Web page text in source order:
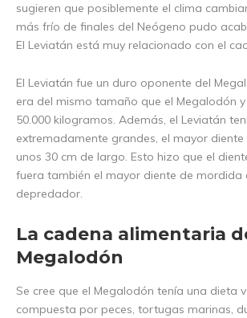
sugieren que posiblemente el clima
más frío de finales del Neógeno pudo
El Leviatán está muy relacionado con el
El Leviatán fue un duro oponente del
era del mismo tamaño que el Megalodón
50.000 kilogramos. Además, el Leviatán
extremadamente grandes, el mayor
unos 30 cm de largo. Esto hizo que el
fuera también el mayor diente de mordida
depredador.
La cadena alimentaria
Megalodón
Se cree que el Megalodón tenía una dieta
compuesta por peces, tortugas marinas,